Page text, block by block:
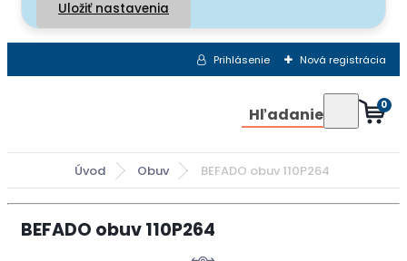
Uložiť nastavenia
Prihlásenie Nová registrácia
Hľadanie 0
Úvod Obuv BEFADO obuv 110P264
BEFADO obuv 110P264